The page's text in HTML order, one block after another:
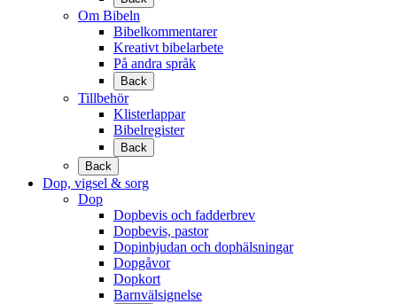
Om Bibeln
Bibelkommentarer
Kreativt bibelarbete
På andra språk
Back
Tillbehör
Klisterlappar
Bibelregister
Back
Back
Dop, vigsel & sorg
Dop
Dopbevis och fadderbrev
Dopbevis, pastor
Dopinbjudan och dophälsningar
Dopgåvor
Dopkort
Barnvälsignelse